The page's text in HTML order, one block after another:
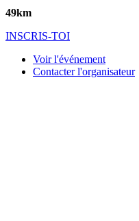
49km
INSCRIS-TOI
Voir l'événement
Contacter l'organisateur